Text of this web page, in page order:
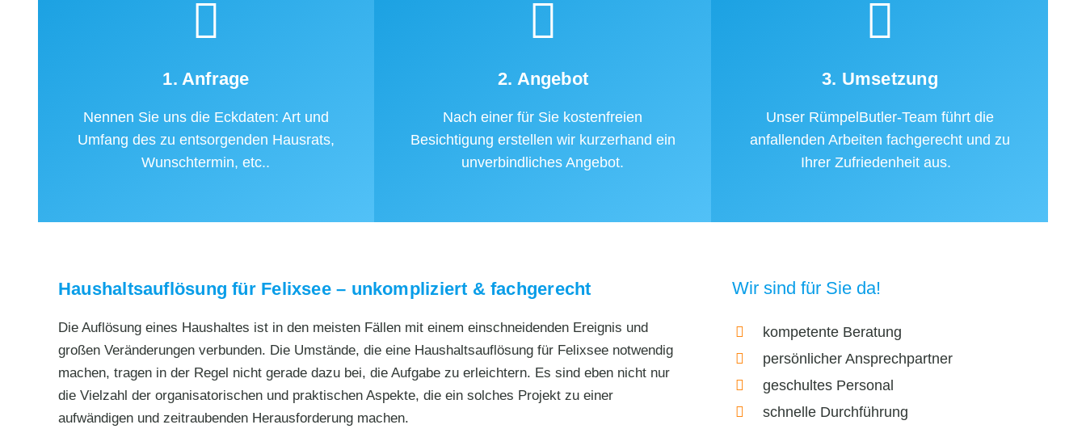
1. Anfrage
Nennen Sie uns die Eckdaten: Art und
Umfang des zu entsorgenden Hausrats,
Wunschtermin, etc..
2. Angebot
Nach einer für Sie kostenfreien
Besichtigung erstellen wir kurzerhand ein
unverbindliches Angebot.
3. Umsetzung
Unser RümpelButler-Team führt die
anfallenden Arbeiten fachgerecht und zu
Ihrer Zufriedenheit aus.
Haushaltsauflösung für Felixsee – unkompliziert & fachgerecht
Die Auflösung eines Haushaltes ist in den meisten Fällen mit einem einschneidenden Ereignis und
großen Veränderungen verbunden. Die Umstände, die eine Haushaltsauflösung für Felixsee notwendig
machen, tragen in der Regel nicht gerade dazu bei, die Aufgabe zu erleichtern. Es sind eben nicht nur
die Vielzahl der organisatorischen und praktischen Aspekte, die ein solches Projekt zu einer
aufwändigen und zeitraubenden Herausforderung machen.
Wir sind für Sie da!
kompetente Beratung
persönlicher Ansprechpartner
geschultes Personal
schnelle Durchführung